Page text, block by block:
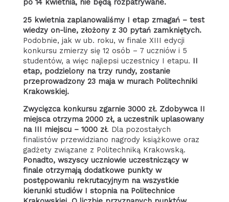
po 14 kwietnia, nie będą rozpatrywane.
25 kwietnia zaplanowaliśmy I etap zmagań – test
wiedzy on-line, złożony z 30 pytań zamkniętych.
Podobnie, jak w ub. roku, w finale XIII edycji
konkursu zmierzy się 12 osób – 7 uczniów i 5
studentów, a więc najlepsi uczestnicy I etapu. II
etap, podzielony na trzy rundy, zostanie
przeprowadzony 23 maja w murach Politechniki
Krakowskiej.
Zwycięzca konkursu zgarnie 3000 zł. Zdobywca II
miejsca otrzyma 2000 zł, a uczestnik uplasowany
na III miejscu – 1000 zł. Dla pozostałych
finalistów przewidziano nagrody książkowe oraz
gadżety związane z Politechniką Krakowską.
Ponadto, wszyscy uczniowie uczestniczący w
finale otrzymają dodatkowe punkty w
postępowaniu rekrutacyjnym na wszystkie
kierunki studiów I stopnia na Politechnice